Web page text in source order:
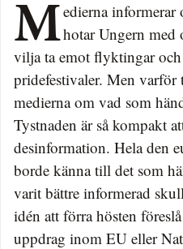
Medierna informerar om att EU-kommissionenhotar Ungern med
vilja ta emot flyktingar
pridefestivaler. Men varför
medierna om vad som
Tystnaden är så kompakt
desinformation. Hela den
borde känna till det som
varit bättre informerad
idén att förra hösten
uppdrag inom EU eller